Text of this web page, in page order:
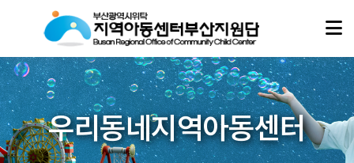
우리동네지역아동센터